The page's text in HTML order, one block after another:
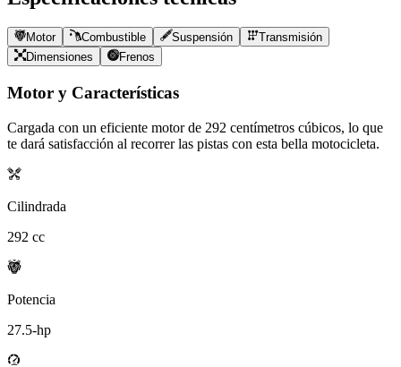
Motor Combustible Suspensión
Transmisión
Dimensiones
Frenos
Motor y Características
Cargada con un eficiente motor de 292 centímetros cúbicos, lo que
te dará satisfacción al recorrer las pistas con esta bella motocicleta.
Cilindrada
292 cc
Potencia
27.5-hp